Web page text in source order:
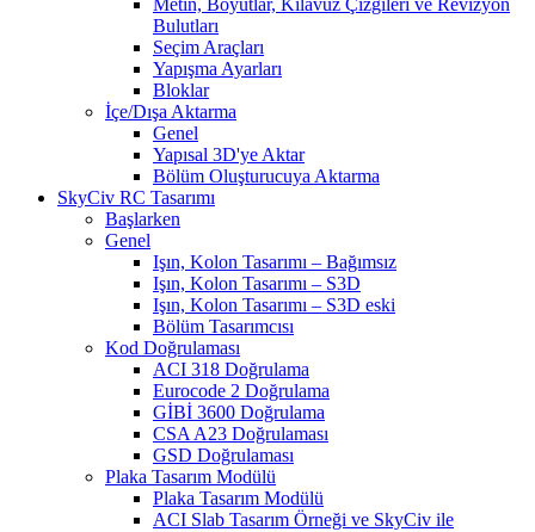
Metin, Boyutlar, Kılavuz Çizgileri ve Revizyon
Bulutları
Seçim Araçları
Yapışma Ayarları
Bloklar
İçe/Dışa Aktarma
Genel
Yapısal 3D'ye Aktar
Bölüm Oluşturucuya Aktarma
SkyCiv RC Tasarımı
Başlarken
Genel
Işın, Kolon Tasarımı – Bağımsız
Işın, Kolon Tasarımı – S3D
Işın, Kolon Tasarımı – S3D eski
Bölüm Tasarımcısı
Kod Doğrulaması
ACI 318 Doğrulama
Eurocode 2 Doğrulama
GİBİ 3600 Doğrulama
CSA A23 Doğrulaması
GSD Doğrulaması
Plaka Tasarım Modülü
Plaka Tasarım Modülü
ACI Slab Tasarım Örneği ve SkyCiv ile